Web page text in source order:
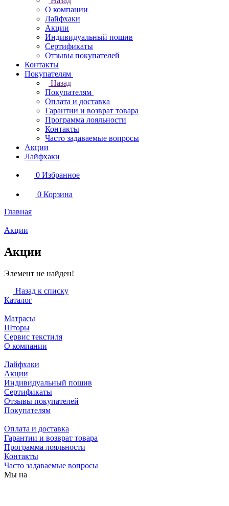
О компании
Лайфхаки
Акции
Индивидуальный пошив
Сертификаты
Отзывы покупателей
Контакты
Покупателям
Назад
Покупателям
Оплата и доставка
Гарантии и возврат товара
Программа лояльности
Контакты
Часто задаваемые вопросы
Акции
Лайфхаки
0 Избранное
0 Корзина
Главная
Акции
Акции
Элемент не найден!
Назад к списку
Каталог
Матрасы
Шторы
Сервис текстиля
О компании
Лайфхаки
Акции
Индивидуальный пошив
Сертификаты
Отзывы покупателей
Покупателям
Оплата и доставка
Гарантии и возврат товара
Программа лояльности
Контакты
Часто задаваемые вопросы
Мы на